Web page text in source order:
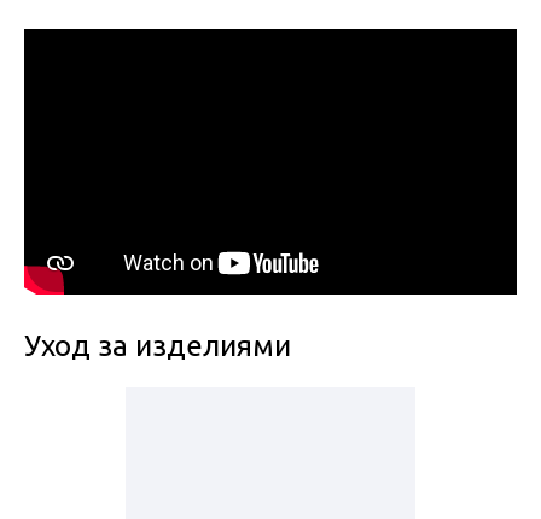
Уход за изделиями